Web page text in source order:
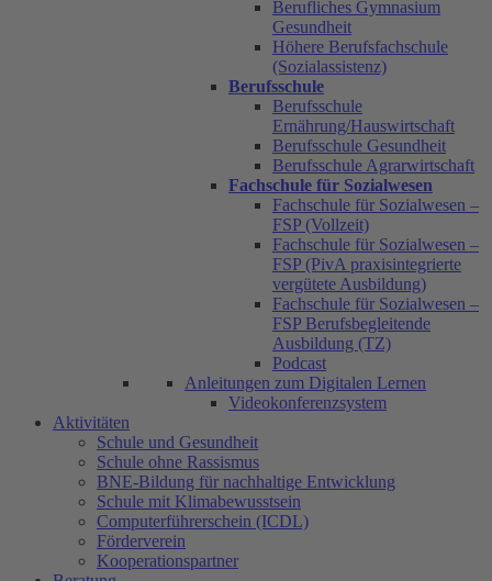
Berufliches Gymnasium
Gesundheit
Höhere Berufsfachschule
(Sozialassistenz)
Berufsschule
Berufsschule
Ernährung/Hauswirtschaft
Berufsschule Gesundheit
Berufsschule Agrarwirtschaft
Fachschule für Sozialwesen
Fachschule für Sozialwesen –
FSP (Vollzeit)
Fachschule für Sozialwesen –
FSP (PivA praxisintegrierte
vergütete Ausbildung)
Fachschule für Sozialwesen –
FSP Berufsbegleitende
Ausbildung (TZ)
Podcast
Anleitungen zum Digitalen Lernen
Videokonferenzsystem
Aktivitäten
Schule und Gesundheit
Schule ohne Rassismus
BNE-Bildung für nachhaltige Entwicklung
Schule mit Klimabewusstsein
Computerführerschein (ICDL)
Förderverein
Kooperationspartner